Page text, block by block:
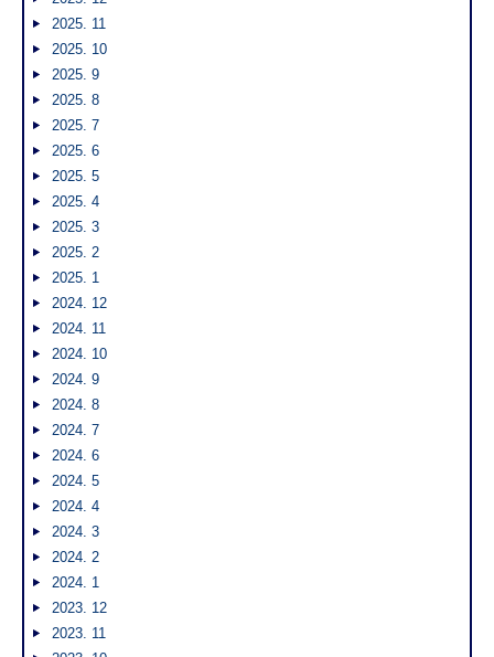
2025. 11
2025. 10
2025. 9
2025. 8
2025. 7
2025. 6
2025. 5
2025. 4
2025. 3
2025. 2
2025. 1
2024. 12
2024. 11
2024. 10
2024. 9
2024. 8
2024. 7
2024. 6
2024. 5
2024. 4
2024. 3
2024. 2
2024. 1
2023. 12
2023. 11